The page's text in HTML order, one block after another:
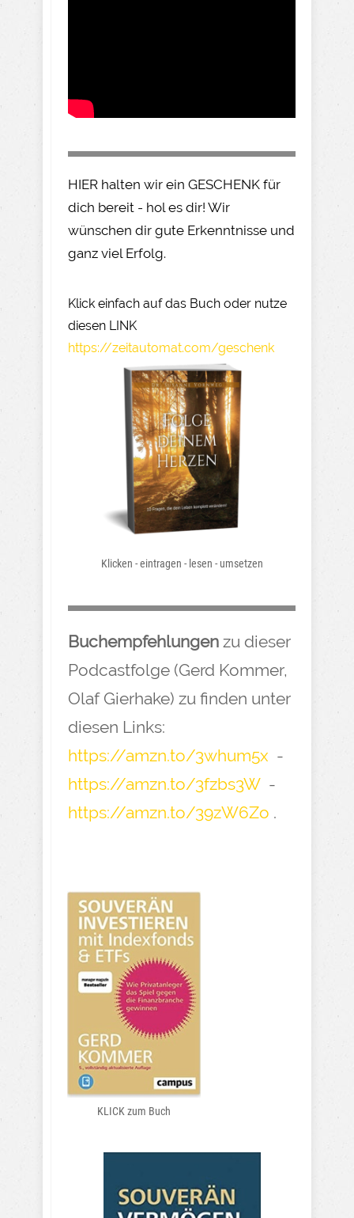
HIER halten wir ein GESCHENK für
dich bereit - hol es dir! Wir
wünschen dir gute Erkenntnisse und
ganz viel Erfolg.
Klick einfach auf das Buch oder nutze
diesen LINK
https://zeitautomat.com/geschenk
Klicken - eintragen - lesen - umsetzen
Buchempfehlungen zu dieser
Podcastfolge (Gerd Kommer,
Olaf Gierhake) zu finden unter
diesen Links:
https://amzn.to/3whum5x -
https://amzn.to/3fzbs3W -
https://amzn.to/39zW6Zo .
KLICK zum Buch